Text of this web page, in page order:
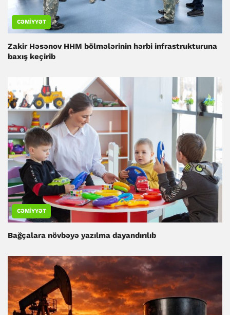
CƏMIYYƏT
Zakir Həsənov HHM bölmələrinin hərbi infrastrukturuna
baxış keçirib
CƏMIYYƏT
Bağçalara növbəyə yazılma dayandırılıb